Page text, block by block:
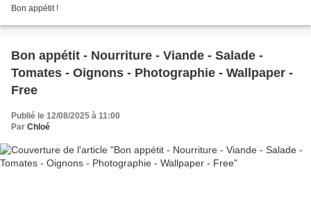
Bon appétit !
Bon appétit - Nourriture - Viande - Salade -
Tomates - Oignons - Photographie - Wallpaper -
Free
Publié le 12/08/2025 à 11:00
Par Chloé